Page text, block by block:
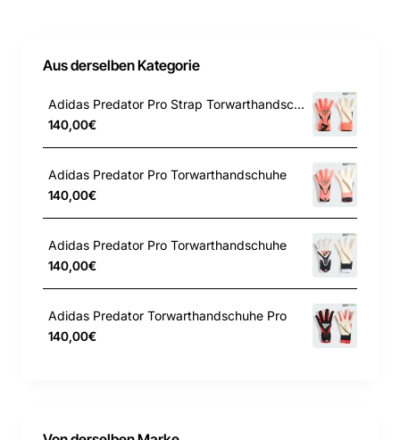
zusätzlichen Tragekomfort und Halt.
Stretch-Strickkonturen am Handrücken gewährleisten
Aus derselben Kategorie
Adidas Predator Pro Strap Torwarthandschuhe
140,00€
Adidas Predator Pro Torwarthandschuhe
140,00€
Adidas Predator Pro Torwarthandschuhe
140,00€
Adidas Predator Torwarthandschuhe Pro
140,00€